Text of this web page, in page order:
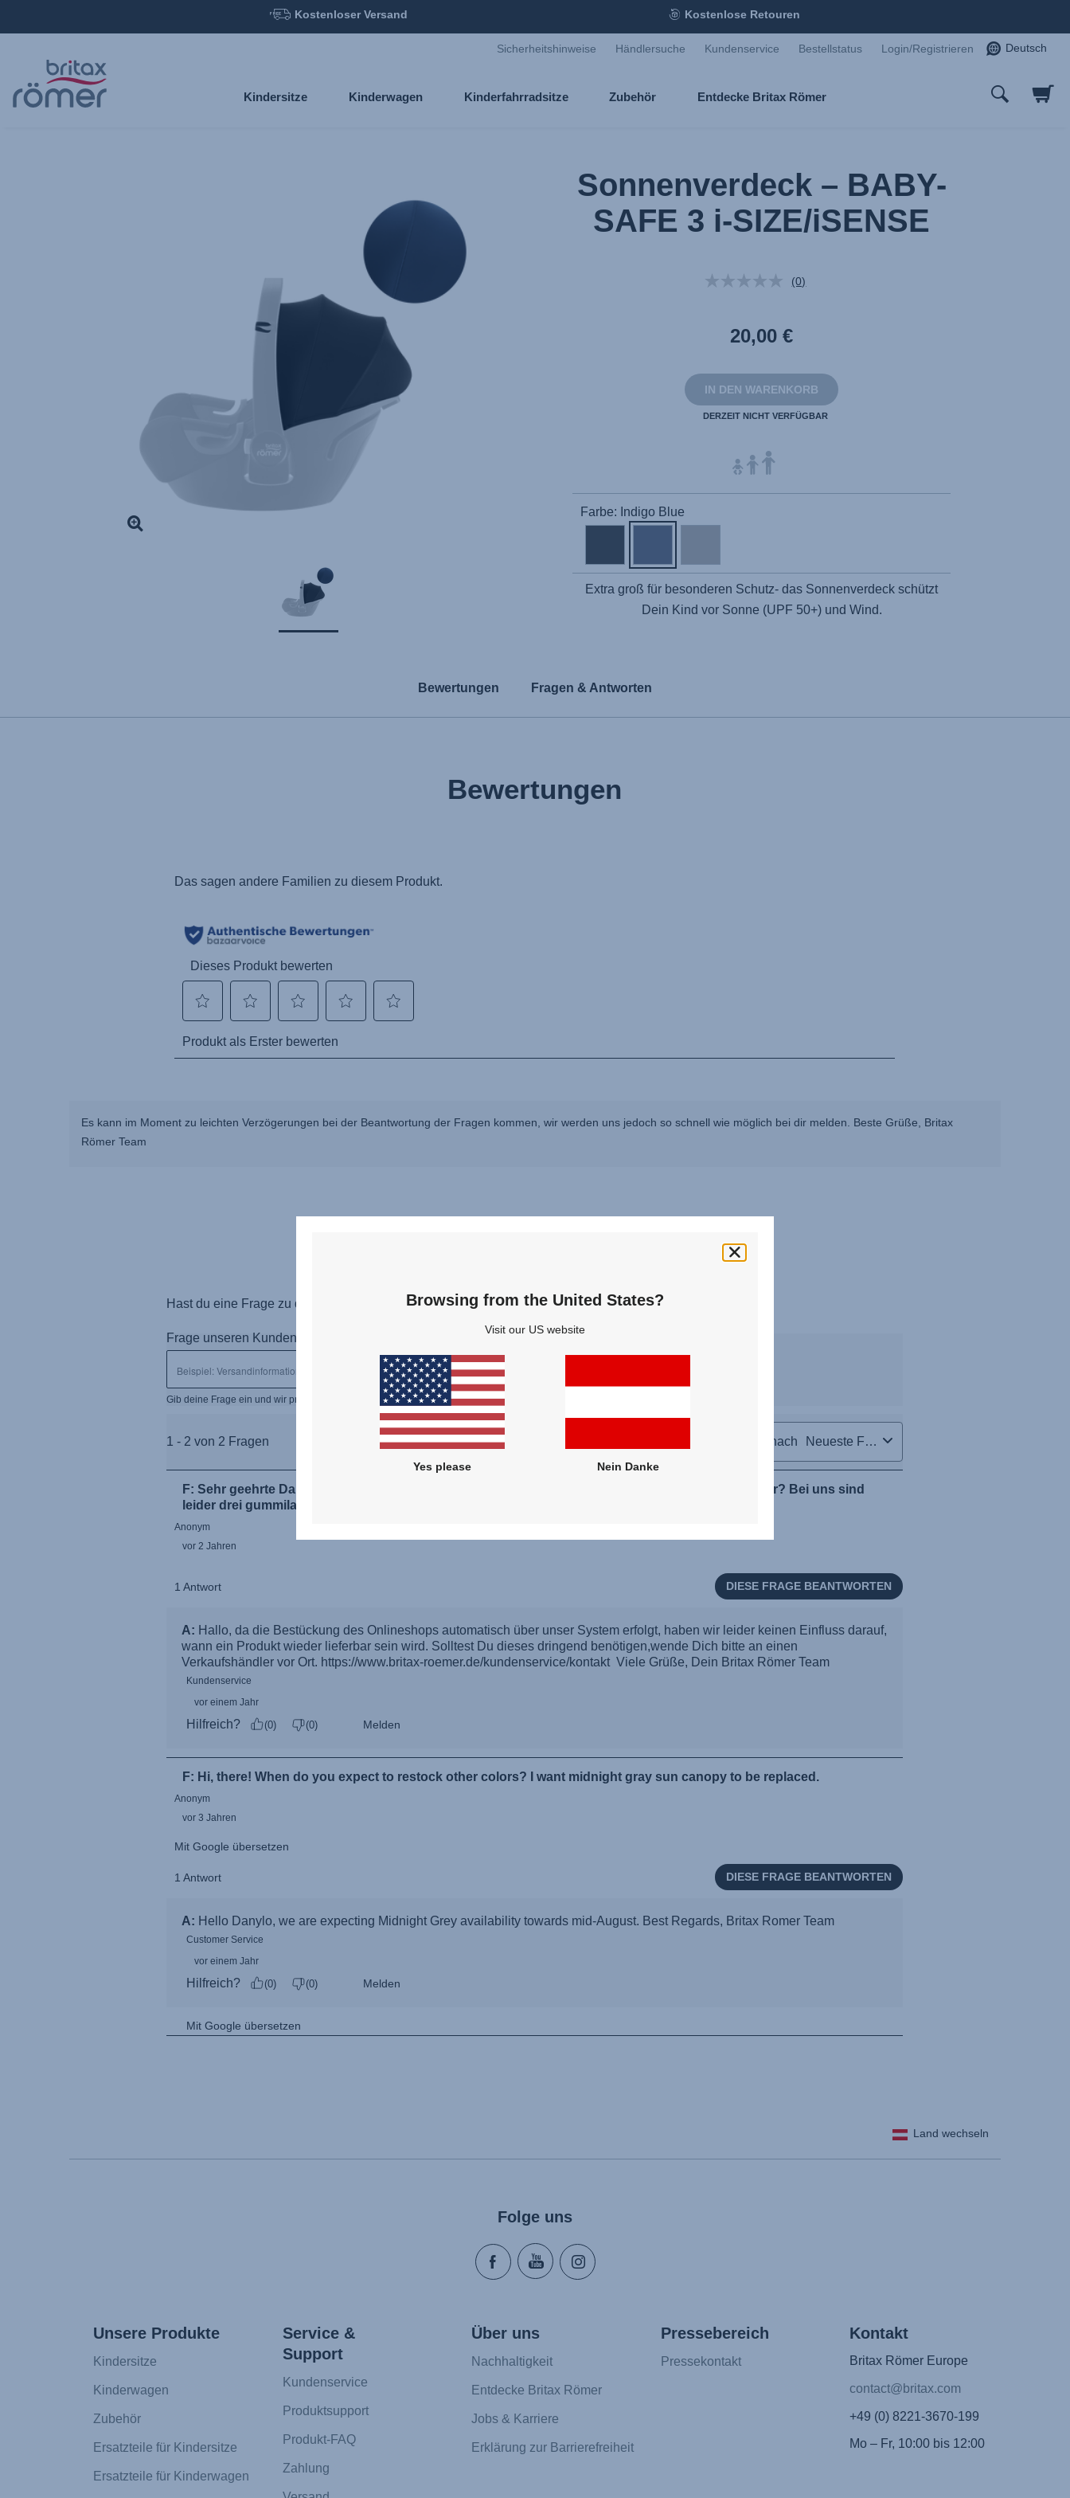
Hauptinhalt
springen
Kostenloser Versand Kostenlose Retouren
Sicherheitshinweise Händlersuche Kundenservice Bestellstatus Login/Registrieren Deutsch
Kindersitze Kinderwagen Kinderfahrradsitze Zubehör Entdecke Britax Römer
Sonnenverdeck – BABY-
SAFE 3 i-SIZE/iSENSE
Kein
derselben
(0)
20,00 €
IN DEN WARENKORB
DERZEIT NICHT VERFÜGBAR
Farbe: Indigo Blue
Extra groß für besonderen Schutz- das Sonnenverdeck schützt
Dein Kind vor Sonne (UPF 50+) und Wind.
Bewertungen Fragen & Antworten
Bewertungen
Es kann im Moment zu leichten Verzögerungen bei der Beantwortung der Fragen kommen, wir werden uns jedoch so schnell wie möglich bei dir melden. Beste Grüße, Britax
Römer Team
Land wechseln
Folge uns
Unsere Produkte
Kindersitze
Kinderwagen
Zubehör
Ersatzteile für Kindersitze
Ersatzteile für Kinderwagen
Service &
Support
Kundenservice
Produktsupport
Produkt-FAQ
Zahlung
Über uns
Nachhaltigkeit
Entdecke Britax Römer
Jobs & Karriere
Erklärung zur Barrierefreiheit
Pressebereich
Pressekontakt
Kontakt
Britax Römer Europe
contact@britax.com
+49 (0) 8221-3670-199
Mo – Fr, 10:00 bis 12:00
Browsing from the United States?
Visit our US website
Yes please Nein Danke